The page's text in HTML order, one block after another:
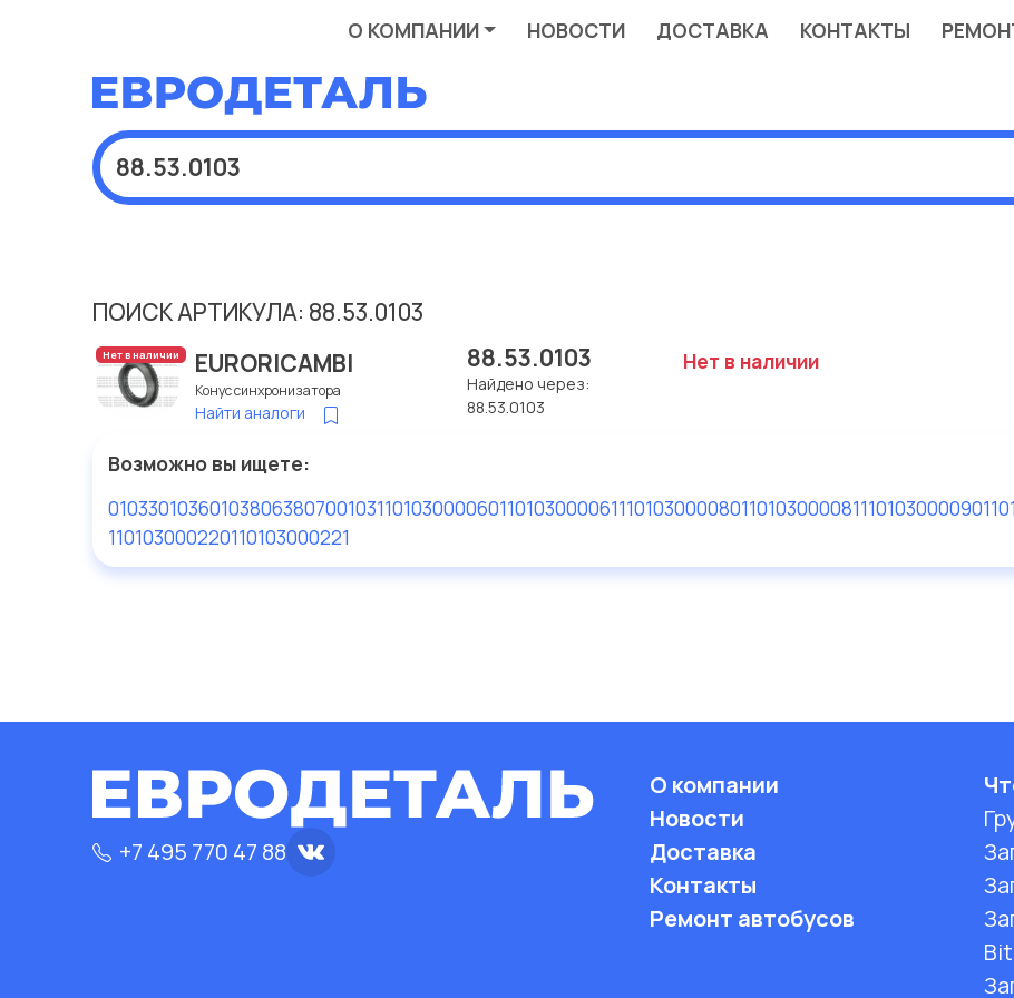
О КОМПАНИИ НОВОСТИ ДОСТАВКА КОНТАКТЫ
ПОИСК АРТИКУЛА: 88.53.0103
Нет в наличии EURORICAMBI
Конус синхронизатора
Найти аналоги
88.53.0103
Найдено через:
88.53.0103
Нет в наличии
Возможно вы ищете:
01033010360103806380700103110103000060110103000061110103000080110103000081110103000090
110103000220110103000221
+7 495 770 47 88
О компании
Новости
Доставка
Контакты
Ремонт автобусов